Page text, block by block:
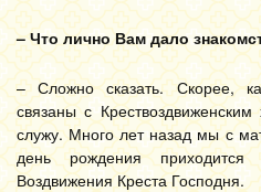
– Что лично Вам дало
– Сложно сказать. Скорее,
связаны с
служу. Много лет назад мы с
день рождения приходится
Воздвижения Креста Господня.